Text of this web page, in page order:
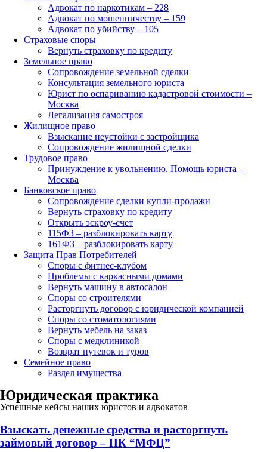
Адвокат по наркотикам – 228
Адвокат по мошенничеству – 159
Адвокат по убийству – 105
Страховые споры
Вернуть страховку по кредиту
Земельное право
Сопровождение земельной сделки
Консультация земельного юриста
Юрист по оспариванию кадастровой стоимости –
Москва
Легализация самостроя
Жилищное право
Взыскание неустойки с застройщика
Сопровождение жилищной сделки
Трудовое право
Принуждение к увольнению. Помощь юриста –
Москва
Банковское право
Сопровождение сделки купли-продажи
Вернуть страховку по кредиту
Открыть эскроу-счет
115ФЗ – разблокировать карту
161ФЗ – разблокировать карту
Защита Прав Потребителей
Споры с фитнес-клубом
Проблемы с каркасными домами
Вернуть машину в автосалон
Споры со строителями
Расторгнуть договор с юридической компанией
Споры со стоматологиями
Вернуть мебель на заказ
Споры с медклиникой
Возврат путевок и туров
Семейное право
Раздел имущества
Юридическая практика
Успешные кейсы наших юристов и адвокатов
Взыскать денежные средства и расторгнуть
займовый договор – ПК “МФЦ”